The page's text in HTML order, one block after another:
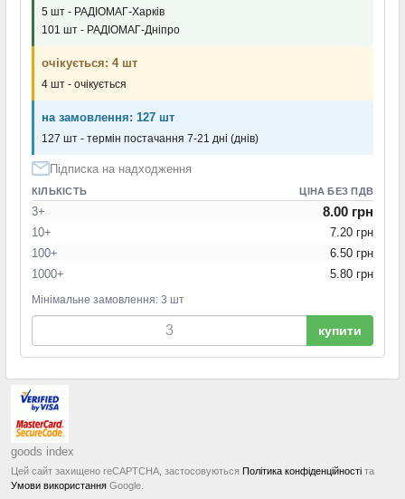
5 шт - РАДІОМАГ-Харків
101 шт - РАДІОМАГ-Дніпро
очікується: 4 шт
4 шт - очікується
на замовлення: 127 шт
127 шт - термін постачання 7-21 дні (днів)
Підписка на надходження
КІЛЬКІСТЬ ЦІНА БЕЗ ПДВ
3+ 8.00 грн
10+
7.20 грн
100+
6.50 грн
1000+
5.80 грн
Мінімальне замовлення: 3 шт
купити
goods index
Цей сайт захищено reCAPTCHA, застосовуються Політика конфіденційності та
Умови використання Google.